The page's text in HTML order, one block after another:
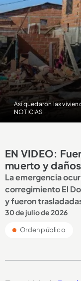
Así quedaron las
NOTICIAS
EN VIDEO:
muerto y
La emergencia
corregimiento El
y fueron
30 de julio de 2026
Orden público